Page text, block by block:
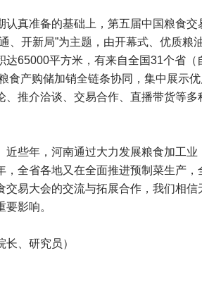
真准备的基础上，第五届中国粮食
开新局”为主题，由开幕式、优质粮
65000平方米，有来自全国31个省（
产购储加销全链条协同，集中展示
推介洽谈、交易合作、直播带货等
些年，河南通过大力发展粮食加工
全省各地又在全面推进预制菜生产
易大会的交流与拓展合作，我们相
影响。
、研究员）